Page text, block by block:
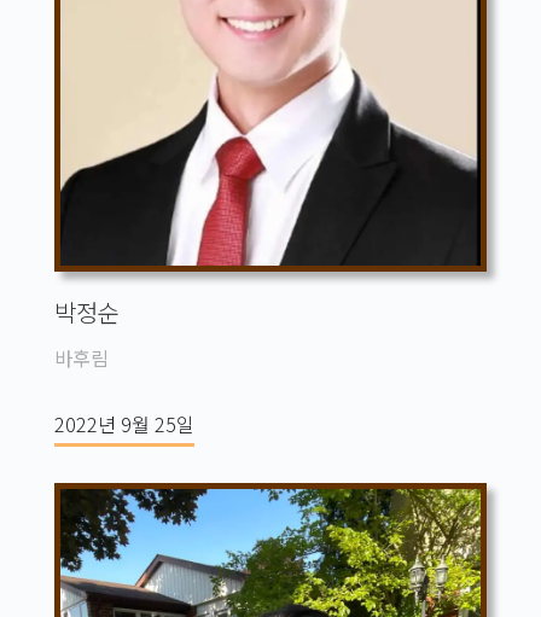
박정순
바후림
2022년 9월 25일